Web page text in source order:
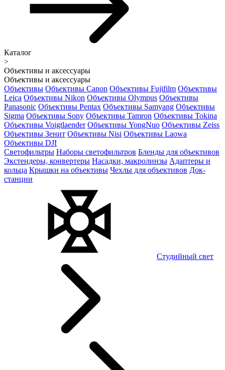
Каталог
>
Объективы и аксессуары
Объективы и аксессуары
Объективы Объективы Canon Объективы Fujifilm Объективы
Leica Объективы Nikon Объективы Olympus Объективы
Panasonic Объективы Pentax Объективы Samyang Объективы
Sigma Объективы Sony Объективы Tamron Объективы Tokina
Объективы Voigtlaender Объективы YongNuo Объективы Zeiss
Объективы Зенит Объективы Nisi Объективы Laowa
Объективы DJI
Светофильтры Наборы светофильтров Бленды для объективов
Экстендеры, конвертеры Насадки, макролинзы Адаптеры и
кольца Крышки на объективы Чехлы для объективов Док-
станции
Студийный свет